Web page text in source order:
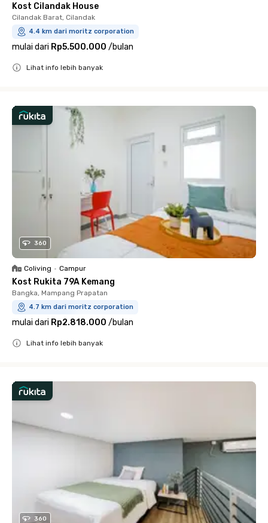
Kost Cilandak House
Cilandak Barat, Cilandak
4.4 km dari moritz corporation
mulai dari Rp5.500.000 /bulan
Lihat info lebih banyak
360
Coliving • Campur
Kost Rukita 79A Kemang
Bangka, Mampang Prapatan
4.7 km dari moritz corporation
mulai dari Rp2.818.000 /bulan
Lihat info lebih banyak
360